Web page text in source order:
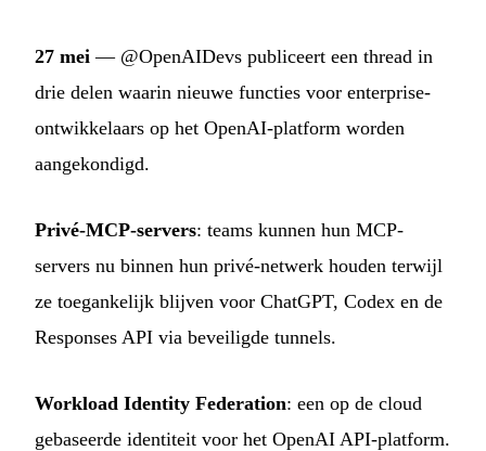
27 mei — @OpenAIDevs publiceert een thread in
drie delen waarin nieuwe functies voor enterprise-
ontwikkelaars op het OpenAI-platform worden
aangekondigd.
Privé-MCP-servers: teams kunnen hun MCP-
servers nu binnen hun privé-netwerk houden terwijl
ze toegankelijk blijven voor ChatGPT, Codex en de
Responses API via beveiligde tunnels.
Workload Identity Federation: een op de cloud
gebaseerde identiteit voor het OpenAI API-platform.